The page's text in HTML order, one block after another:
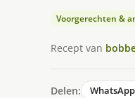
Voorgerechten &
Recept van
Delen: WhatsApp